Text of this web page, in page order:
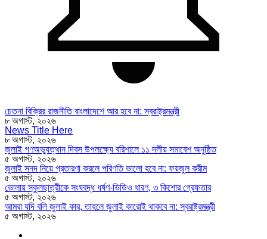
চেতনা বিক্রির রাজনীতি বাংলাদেশে আর হবে না: স্বরাষ্ট্রমন্ত্রী
৮ অগাস্ট, ২০২৬
News Title Here
৮ অগাস্ট, ২০২৬
জুলাই গণঅভ্যুত্থান দিবস উপলক্ষ্যে বরিশালে ১১ দলীয় সমাবেশ অনুষ্ঠিত
৫ অগাস্ট, ২০২৬
জুলাই সনদ নিয়ে প্রতারণা করলে পরিণতি ভালো হবে না: ফয়জুল করীম
৫ অগাস্ট, ২০২৬
ভোলায় স্কুলছাত্রীকে সংঘবদ্ধ ধর্ষণ-ভিডিও ধারণ, ৩ কিশোর গ্রেফতার
৫ অগাস্ট, ২০২৬
আমরা যদি বলি জুলাই কার, তাহলে জুলাই কারোই থাকবে না: স্বরাষ্ট্রমন্ত্রী
৫ অগাস্ট, ২০২৬